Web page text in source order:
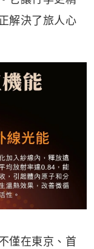
解決了旅人心
僅在東京、首